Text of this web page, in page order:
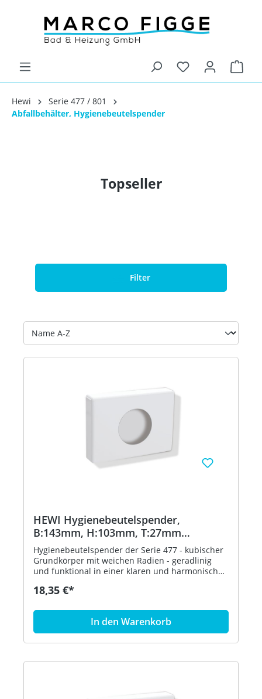
Hewi
Serie 477 / 801
Abfallbehälter, Hygienebeutelspender
Topseller
Filter
HEWI Hygienebeutelspender,
B:143mm, H:103mm, T:27mm
anthrazgr
Hygienebeutelspender der Serie 477 - kubischer
Grundkörper mit weichen Radien - geradlinig
und funktional in einer klaren und harmonischen
Entnahme von handelsüblichen Hygienebeuteln
breit, 103 mm hoch und 27 mm tief - aus
hochglänzendem Polyamid nach HEWI
Farbtabelle - inklusive korrosionsfreiem HEWI
Befestigungsmaterial - in HEWI Farbe 92
18,35 €*
In den Warenkorb